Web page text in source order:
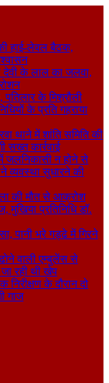
हाई-लेवल बैठक,
देवी के लाल का जलवा,
के मिश्रौली
के प्रति गहराया
थाने में शांति समिति की
सख्त कार्रवाई
जलनिकासी न होने से
ने व्यवस्था सुधारने की
की मौत से आक्रोश
मुखिया प्रतिनिधि डॉ.
पानी भरे गड्ढे में गिरने
वाली एम्बुलेंस से
रही थी खेप
के दौरान दो
गाज